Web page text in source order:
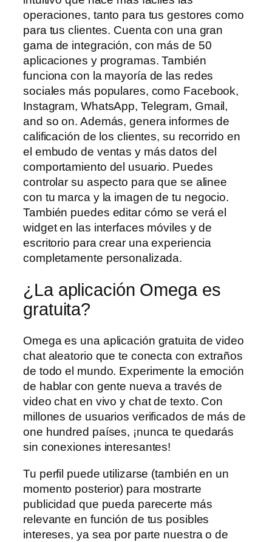
operaciones, tanto para tus gestores como
para tus clientes. Cuenta con una gran
gama de integración, con más de 50
aplicaciones y programas. También
funciona con la mayoría de las redes
sociales más populares, como Facebook,
Instagram, WhatsApp, Telegram, Gmail,
and so on. Además, genera informes de
calificación de los clientes, su recorrido en
el embudo de ventas y más datos del
comportamiento del usuario. Puedes
controlar su aspecto para que se alinee
con tu marca y la imagen de tu negocio.
También puedes editar cómo se verá el
widget en las interfaces móviles y de
escritorio para crear una experiencia
completamente personalizada.
¿La aplicación Omega es
gratuita?
Omega es una aplicación gratuita de video
chat aleatorio que te conecta con extraños
de todo el mundo. Experimente la emoción
de hablar con gente nueva a través de
video chat en vivo y chat de texto. Con
millones de usuarios verificados de más de
one hundred países, ¡nunca te quedarás
sin conexiones interesantes!
Tu perfil puede utilizarse (también en un
momento posterior) para mostrarte
publicidad que pueda parecerte más
relevante en función de tus posibles
intereses, ya sea por parte nuestra o de